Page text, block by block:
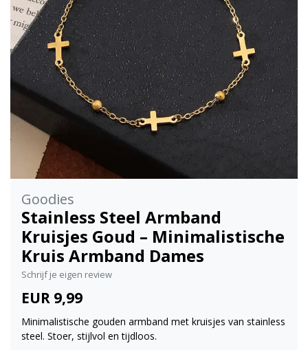
Goodies
Stainless Steel Armband
Kruisjes Goud – Minimalistische
Kruis Armband Dames
Schrijf je eigen review
EUR 9,99
Minimalistische gouden armband met kruisjes van stainless
steel. Stoer, stijlvol en tijdloos.